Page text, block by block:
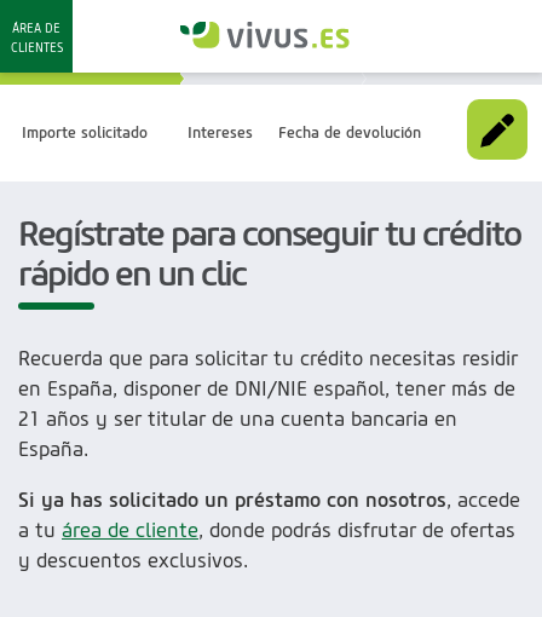
ÁREA DE
CLIENTES
Importe solicitado Intereses Fecha de devolución
Calcula tu crédito online
Intereses
Plazo
Total a devolver
Fecha de devolución
Regístrate para conseguir tu crédito
rápido en un clic
Recuerda que para solicitar tu crédito necesitas residir
en España, disponer de DNI/NIE español, tener más de
21 años y ser titular de una cuenta bancaria en
España.
Si ya has solicitado un préstamo con nosotros, accede
a tu área de cliente, donde podrás disfrutar de ofertas
y descuentos exclusivos.